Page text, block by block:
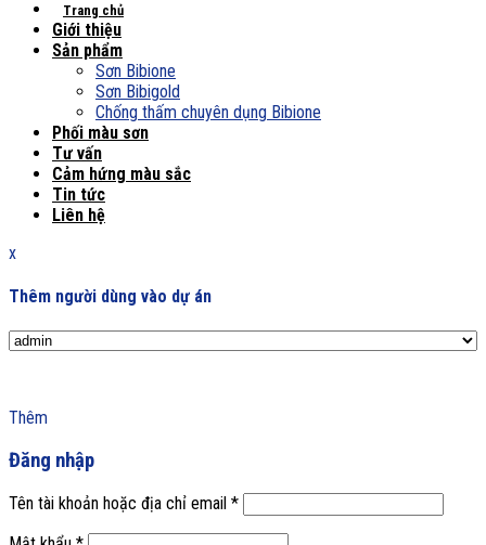
Trang chủ
Giới thiệu
Sản phẩm
Sơn Bibione
Sơn Bibigold
Chống thấm chuyên dụng Bibione
Phối màu sơn
Tư vấn
Cảm hứng màu sắc
Tin tức
Liên hệ
x
Thêm người dùng vào dự án
Thêm
Đăng nhập
Tên tài khoản hoặc địa chỉ email *